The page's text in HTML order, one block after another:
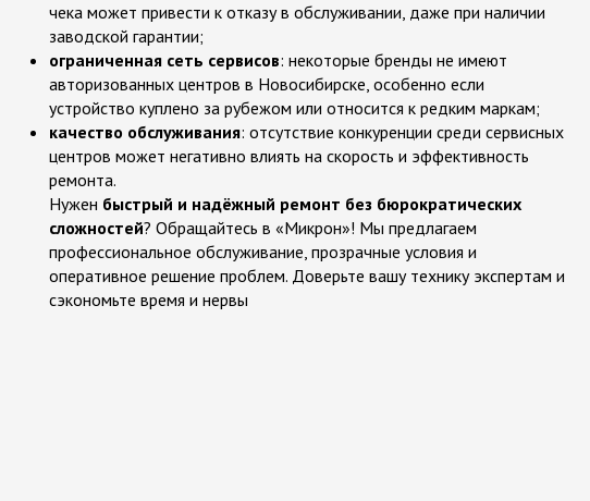
чека может привести к отказу в обслуживании, даже при наличии
заводской гарантии;
ограниченная сеть сервисов: некоторые бренды не имеют
авторизованных центров в Новосибирске, особенно если
устройство куплено за рубежом или относится к редким маркам;
качество обслуживания: отсутствие конкуренции среди сервисных
центров может негативно влиять на скорость и эффективность
ремонта.
Нужен быстрый и надёжный ремонт без бюрократических
сложностей? Обращайтесь в «Микрон»! Мы предлагаем
профессиональное обслуживание, прозрачные условия и
оперативное решение проблем. Доверьте вашу технику экспертам и
сэкономьте время и нервы